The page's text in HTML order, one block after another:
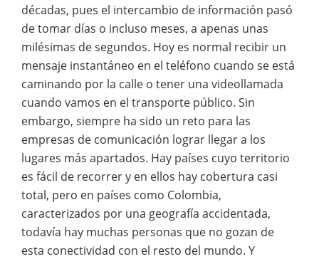
décadas, pues el intercambio de información pasó
de tomar días o incluso meses, a apenas unas
milésimas de segundos. Hoy es normal recibir un
mensaje instantáneo en el teléfono cuando se está
caminando por la calle o tener una videollamada
cuando vamos en el transporte público. Sin
embargo, siempre ha sido un reto para las
empresas de comunicación lograr llegar a los
lugares más apartados. Hay países cuyo territorio
es fácil de recorrer y en ellos hay cobertura casi
total, pero en países como Colombia,
caracterizados por una geografía accidentada,
todavía hay muchas personas que no gozan de
esta conectividad con el resto del mundo. Y